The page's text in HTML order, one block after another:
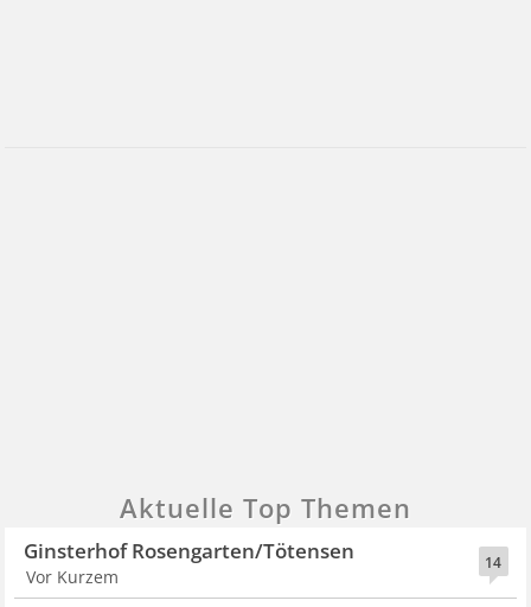
Aktuelle Top Themen
14
Ginsterhof Rosengarten/Tötensen
Vor Kurzem